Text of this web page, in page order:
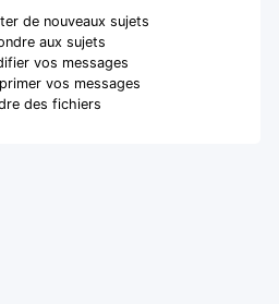
de nouveaux sujets
aux sujets
vos messages
vos messages
des fichiers